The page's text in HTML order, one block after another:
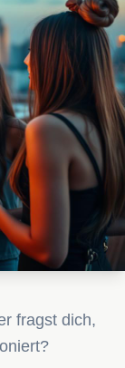
fragst dich,